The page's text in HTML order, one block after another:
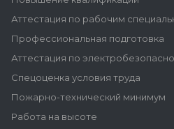
Аттестация по рабочим
Профессиональная подготовка
Аттестация по
Спецоценка условия труда
Пожарно-технический минимум
Работа на высоте